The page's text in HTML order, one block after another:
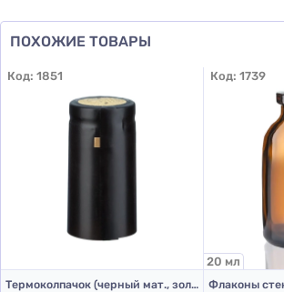
ПОХОЖИЕ ТОВАРЫ
Код: 1851
Термоколпачок (черный мат., золотой диск, с тиснением)
Код: 1739
20 мл